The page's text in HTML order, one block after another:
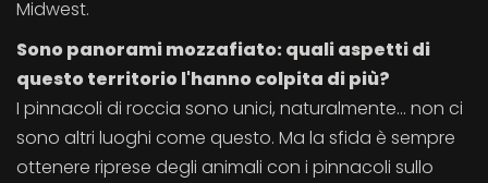
Midwest.
Sono panorami mozzafiato: quali aspetti di
questo territorio l'hanno colpita di più?
I pinnacoli di roccia sono unici, naturalmente... non ci
sono altri luoghi come questo. Ma la sfida è sempre
ottenere riprese degli animali con i pinnacoli sullo